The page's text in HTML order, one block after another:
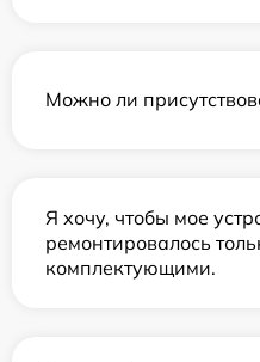
Можно ли
Я хочу, чтобы мое
ремонтировалось
комплектующими.